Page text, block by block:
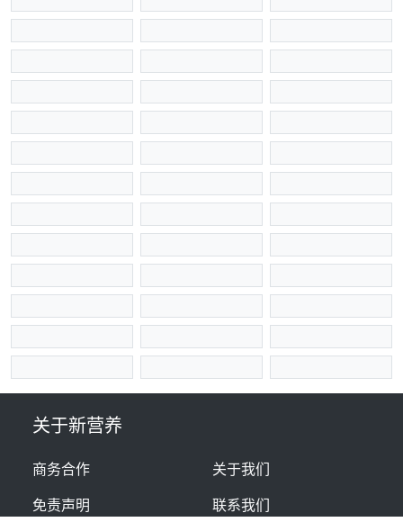
关于新营养
商务合作
关于我们
免责声明
联系我们